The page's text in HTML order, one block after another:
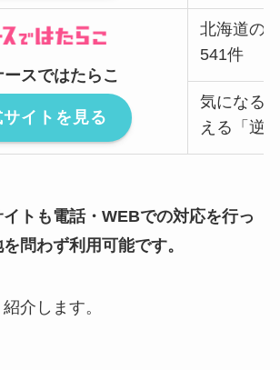
ースではたらこ
イトを見る
北海道の
541件
気になる
える「逆
トも電話・WEBでの対応を行っ
問わず利用可能です。
介します。